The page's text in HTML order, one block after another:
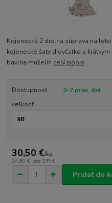
Kojenecká 2 dielna súprava na
kojenecké šaty dievčatko s
bavlna mušelín celý popis
Dostupnosť
3-7 prac. dní
veľkosť
30,50 €/ks
24,80 € bez DPH
Pridať do